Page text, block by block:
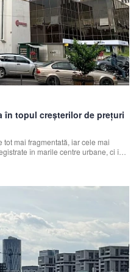
în topul creșterilor de prețuri
mai fragmentată, iar cele mai
în marile centre urbane, ci în